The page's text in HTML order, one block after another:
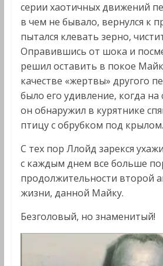
серии хаотичных движений
в чем не бывало, вернулся к
пытался клевать зерно,
Оправившись от шока и
решил оставить в покое
качестве «жертвы» другого
было его удивление, когда
он обнаружил в курятнике
птицу с обрубком под
С тех пор Ллойд зарекся
с каждым днем все больше
продолжительности второй
жизни, данной Майку.
Безголовый, но знаменитый!